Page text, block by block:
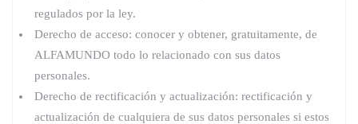
regulados por la ley.
Derecho de acceso: conocer y obtener, gratuitamente, de
ALFAMUNDO todo lo relacionado con sus datos
personales.
Derecho de rectificación y actualización: rectificación y
actualización de cualquiera de sus datos personales si estos